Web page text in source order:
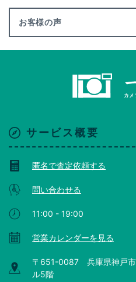
お客様の声
サービス概要
匿名で査定依頼する
問い合わせる
11:00 - 19:00
営業カレンダーを見る
〒651-0087 兵庫県神戸市
ル5階